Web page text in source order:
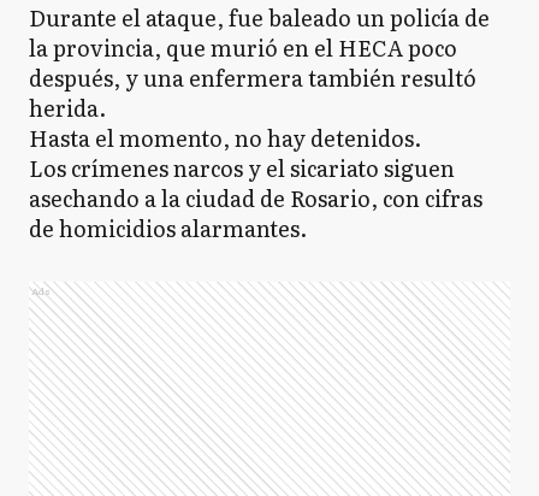
Durante el ataque, fue baleado un policía de
la provincia, que murió en el HECA poco
después, y una enfermera también resultó
herida.
Hasta el momento, no hay detenidos.
Los crímenes narcos y el sicariato siguen
asechando a la ciudad de Rosario, con cifras
de homicidios alarmantes.
Ads